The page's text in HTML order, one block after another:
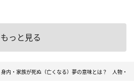
もっと見る
身内・家族が死ぬ（亡くなる）夢の意味とは？ 人物・原